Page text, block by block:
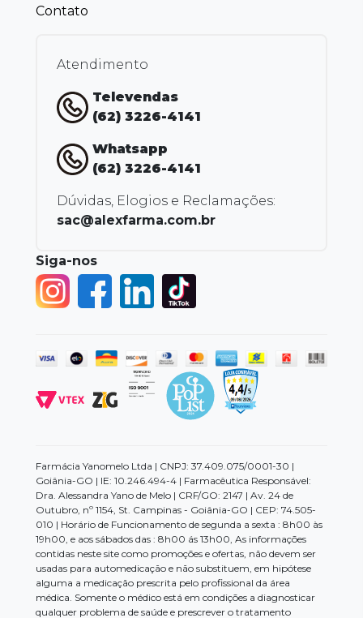
Contato
Atendimento
Televendas
(62) 3226-4141
Whatsapp
(62) 3226-4141
Dúvidas, Elogios e Reclamações:
sac@alexfarma.com.br
Siga-nos
Farmácia Yanomelo Ltda | CNPJ: 37.409.075/0001-30 |
Goiânia-GO | IE: 10.246.494-4 | Farmacêutica Responsável:
Dra. Alessandra Yano de Melo | CRF/GO: 2147 | Av. 24 de
Outubro, nº 1154, St. Campinas - Goiânia-GO | CEP: 74.505-
010 | Horário de Funcionamento de segunda a sexta : 8h00 às
19h00, e aos sábados das : 8h00 ás 13h00, As informações
contidas neste site como promoções e ofertas, não devem ser
usadas para automedicação e não substituem, em hipótese
alguma a medicação prescrita pelo profissional da área
médica. Somente o médico está em condições a diagnosticar
qualquer problema de saúde e prescrever o tratamento